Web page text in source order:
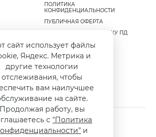
ПОЛИТИКА
КОНФИДЕНЦИАЛЬНОСТИ
ПУБЛИЧНАЯ ОФЕРТА
СОГЛАСИЕ НА ОБРАБОТКУ ПД
сайт использует файлы
Яндекс. Метрика и
другие технологии
отслеживания, чтобы
вам наилучшее
на сайте.
Продолжая работу, вы
с "Политика
и